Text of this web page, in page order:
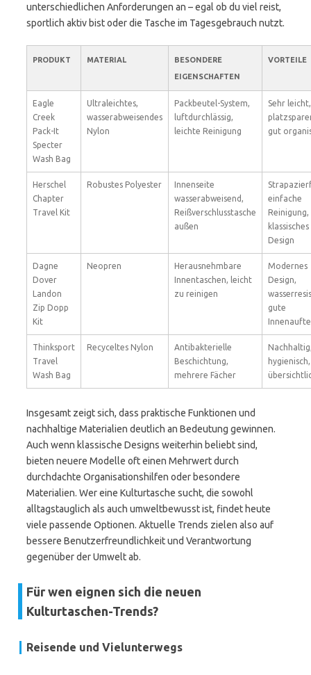
unterschiedlichen Anforderungen an – egal ob du viel reist,
sportlich aktiv bist oder die Tasche im Tagesgebrauch nutzt.
PRODUKT MATERIAL
BESONDERE
EIGENSCHAFTEN
VORTEILE
Eagle
Creek
Pack-It
Specter
Wash Bag
Ultraleichtes,
wasserabweisendes
Nylon
Packbeutel-System,
luftdurchlässig,
leichte Reinigung
Sehr leicht,
gut
Herschel
Chapter
Travel Kit
Robustes Polyester
Innenseite
wasserabweisend,
Reißverschlusstasche
außen
einfache
Reinigung,
klassisches
Design
Dagne
Dover
Landon
Zip Dopp
Kit
Neopren
Herausnehmbare
Innentaschen, leicht
zu reinigen
Modernes
Design,
gute
Thinksport
Travel
Wash Bag
Recyceltes Nylon
Antibakterielle
Beschichtung,
mehrere Fächer
hygienisch,
Insgesamt zeigt sich, dass praktische Funktionen und
nachhaltige Materialien deutlich an Bedeutung gewinnen.
Auch wenn klassische Designs weiterhin beliebt sind,
bieten neuere Modelle oft einen Mehrwert durch
durchdachte Organisationshilfen oder besondere
Materialien. Wer eine Kulturtasche sucht, die sowohl
alltagstauglich als auch umweltbewusst ist, findet heute
viele passende Optionen. Aktuelle Trends zielen also auf
bessere Benutzerfreundlichkeit und Verantwortung
gegenüber der Umwelt ab.
Für wen eignen sich die neuen
Kulturtaschen-Trends?
Reisende und Vielunterwegs